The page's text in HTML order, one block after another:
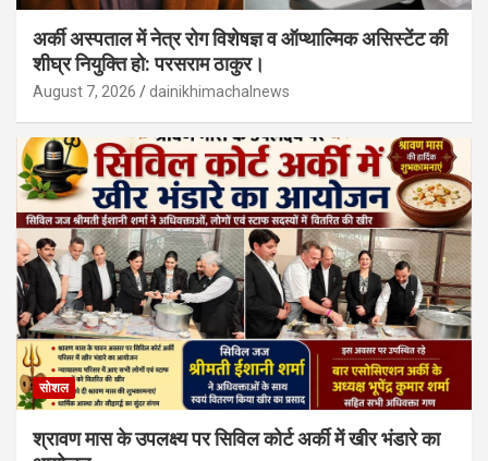
अर्की अस्पताल में नेत्र रोग विशेषज्ञ व ऑप्थाल्मिक असिस्टेंट की
शीघ्र नियुक्ति हो: परसराम ठाकुर।
August 7, 2026 dainikhimachalnews
सोशल
श्रावण मास के उपलक्ष्य पर सिविल कोर्ट अर्की में खीर भंडारे का